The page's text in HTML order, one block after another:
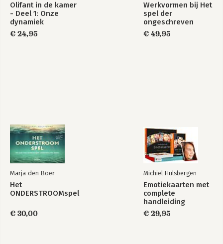
Olifant in de kamer
- Deel 1: Onze
dynamiek
€ 24,95
Werkvormen bij Het
spel der
ongeschreven
regels
€ 49,95
Marja den Boer
Het
ONDERSTROOMspel
€ 30,00
Michiel Hulsbergen
Emotiekaarten met
complete
handleiding
€ 29,95